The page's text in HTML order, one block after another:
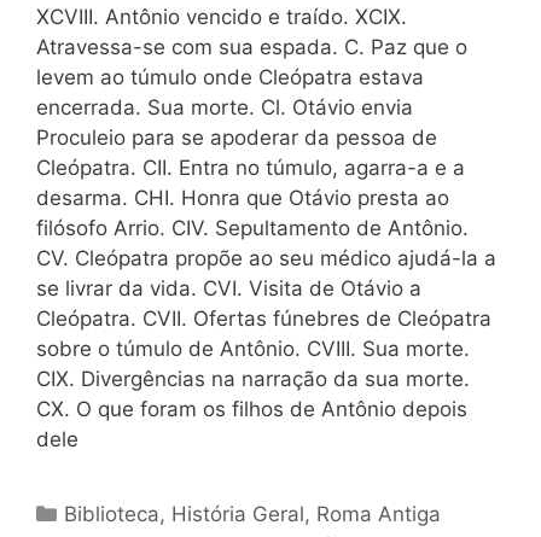
XCVIII. Antônio vencido e traído. XCIX.
Atravessa-se com sua espada. C. Paz que o
levem ao túmulo onde Cleópatra estava
encerrada. Sua morte. Cl. Otávio envia
Proculeio para se apoderar da pessoa de
Cleópatra. CII. Entra no túmulo, agarra-a e a
desarma. CHI. Honra que Otávio presta ao
filósofo Arrio. CIV. Sepultamento de Antônio.
CV. Cleópatra propõe ao seu médico ajudá-la a
se livrar da vida. CVI. Visita de Otávio a
Cleópatra. CVII. Ofertas fúnebres de Cleópatra
sobre o túmulo de Antônio. CVIII. Sua morte.
CIX. Divergências na narração da sua morte.
CX. O que foram os filhos de Antônio depois
dele
Categorias
Biblioteca, História Geral, Roma Antiga